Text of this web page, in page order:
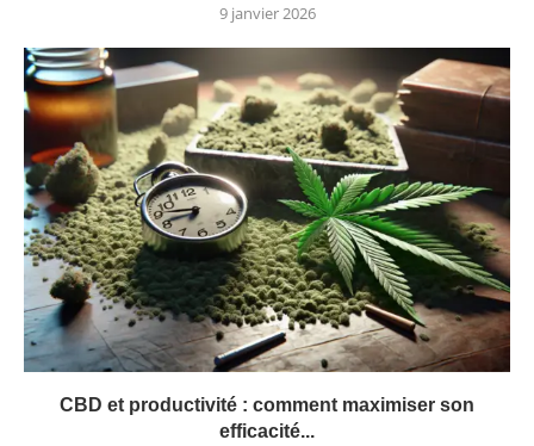
9 janvier 2026
CBD et productivité : comment maximiser son
efficacité...